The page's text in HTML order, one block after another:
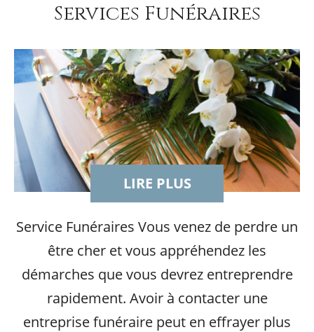
Services Funéraires
LIRE PLUS
Service Funéraires Vous venez de perdre un
être cher et vous appréhendez les
démarches que vous devrez entreprendre
rapidement. Avoir à contacter une
entreprise funéraire peut en effrayer plus